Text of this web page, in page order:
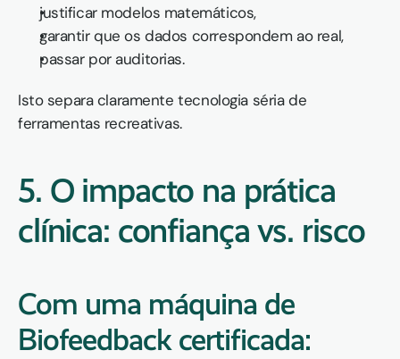
justificar modelos matemáticos,
garantir que os dados correspondem ao real,
passar por auditorias.
Isto separa claramente tecnologia séria de
ferramentas recreativas.
5. O impacto na prática
clínica: confiança vs. risco
Com uma máquina de
Biofeedback certificada: